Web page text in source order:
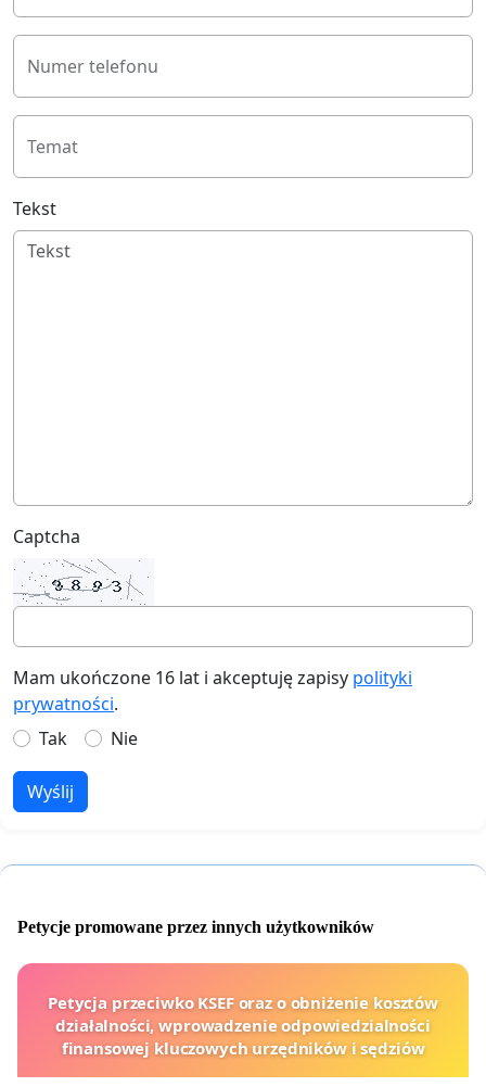
Numer telefonu
Temat
Tekst
Captcha
Mam ukończone 16 lat i akceptuję zapisy polityki
prywatności.
Tak
Nie
Wyślij
Petycje promowane przez innych użytkowników
Petycja przeciwko KSEF oraz o obniżenie kosztów
działalności, wprowadzenie odpowiedzialności
finansowej kluczowych urzędników i sędziów